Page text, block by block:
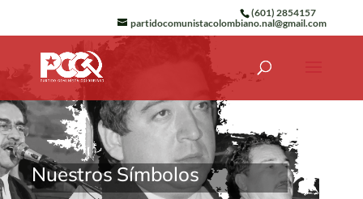
(601) 2854157
partidocomunistacolombiano.nal@gmail.com
Nuestros Símbolos